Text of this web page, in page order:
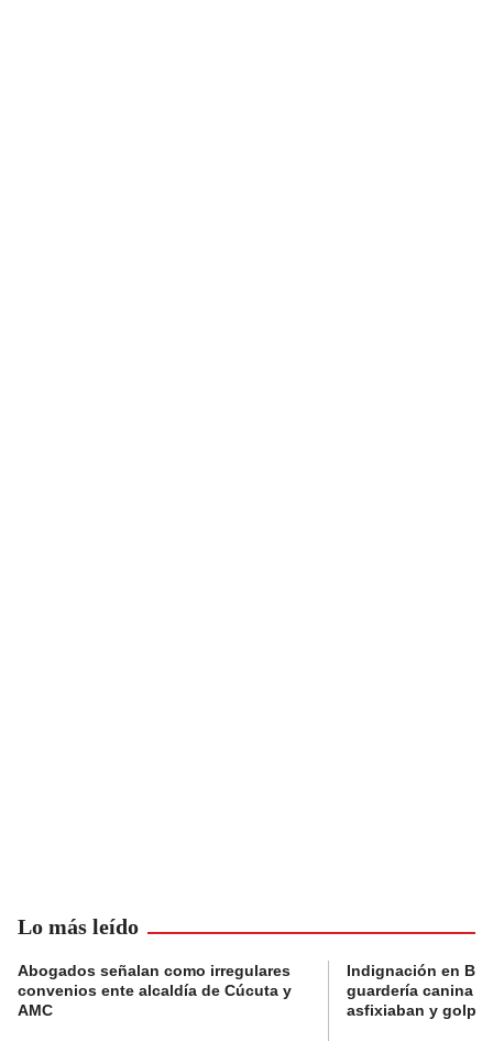
Lo más leído
Abogados señalan como irregulares
convenios ente alcaldía de Cúcuta y
AMC
Indignación en
guardería canina
asfixiaban y